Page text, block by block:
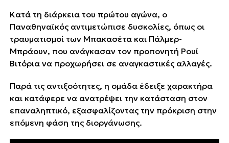
Κατά τη διάρκεια του πρώτου αγώνα, ο
Παναθηναϊκός αντιμετώπισε δυσκολίες, όπως οι
τραυματισμοί των Μπακασέτα και Πάλμερ-
Μπράουν, που ανάγκασαν τον προπονητή Ρουί
Βιτόρια να προχωρήσει σε αναγκαστικές αλλαγές.
Παρά τις αντιξοότητες, η ομάδα έδειξε χαρακτήρα
και κατάφερε να ανατρέψει την κατάσταση στον
επαναληπτικό, εξασφαλίζοντας την πρόκριση στην
επόμενη φάση της διοργάνωσης.